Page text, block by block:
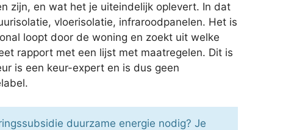
zijn, en wat het je uiteindelijk oplevert. In dat
vloerisolatie, infraroodpanelen. Het is
loopt door de woning en zoekt uit welke
rapport met een lijst met maatregelen. Dit is
is een keur-expert en is dus geen
duurzame energie nodig? Je